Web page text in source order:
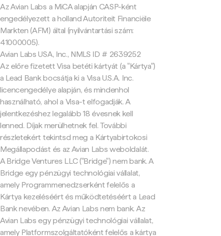
Az Avian Labs a MiCA alapján CASP-ként
engedélyezett a holland Autoriteit Financiële
Markten (AFM) által (nyilvántartási szám:
41000005).
Avian Labs USA, Inc., NMLS ID # 2639252
Az előre fizetett Visa betéti kártyát (a "Kártya")
a Lead Bank bocsátja ki a Visa U.S.A. Inc.
licencengedélye alapján, és mindenhol
használható, ahol a Visa-t elfogadják. A
jelentkezéshez legalább 18 évesnek kell
lenned. Díjak merülhetnek fel. További
részletekért tekintsd meg a Kártyabirtokosi
Megállapodást és az Avian Labs weboldalát.
A Bridge Ventures LLC ("Bridge") nem bank. A
Bridge egy pénzügyi technológiai vállalat,
amely Programmenedzserként felelős a
Kártya kezeléséért és működtetéséért a Lead
Bank nevében. Az Avian Labs nem bank. Az
Avian Labs egy pénzügyi technológiai vállalat,
amely Platformszolgáltatóként felelős a kártya